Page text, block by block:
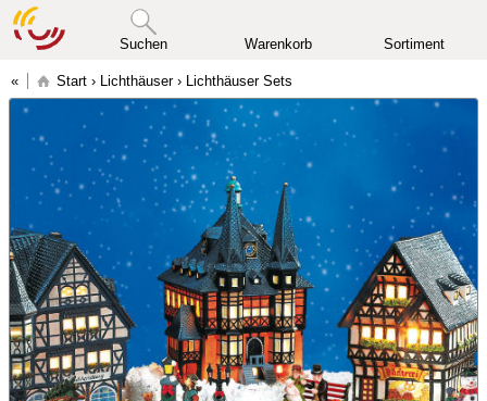
Suchen Warenkorb Sortiment
Start › Lichthäuser› Lichthäuser Sets